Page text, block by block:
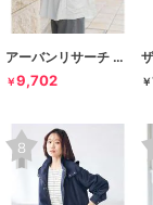
アーバンリサーチ ドアーズ
￥9,702 ￥